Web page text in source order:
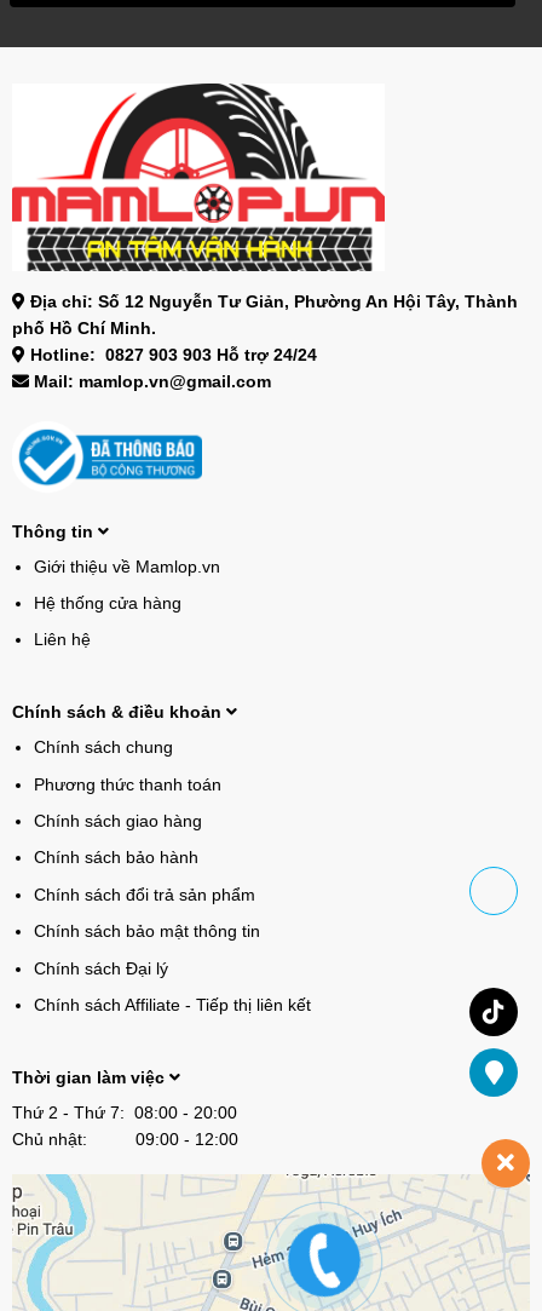
Địa chỉ: Số 12 Nguyễn Tư Giản, Phường An Hội Tây, Thành
phố Hồ Chí Minh.
Hotline: 0827 903 903 Hỗ trợ 24/24
Mail: mamlop.vn@gmail.com
Thông tin
Giới thiệu về Mamlop.vn
Hệ thống cửa hàng
Liên hệ
Chính sách & điều khoản
Chính sách chung
Phương thức thanh toán
Chính sách giao hàng
Chính sách bảo hành
Chính sách đổi trả sản phẩm
Chính sách bảo mật thông tin
Chính sách Đại lý
Chính sách Affiliate - Tiếp thị liên kết
Thời gian làm việc
Thứ 2 - Thứ 7: 08:00 - 20:00
Chủ nhật: 09:00 - 12:00